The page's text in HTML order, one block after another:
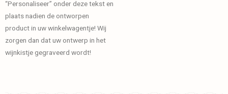
“Personaliseer” onder deze tekst en
plaats nadien de ontworpen
product in uw winkelwagentje! Wij
zorgen dan dat uw ontwerp in het
wijnkistje gegraveerd wordt!